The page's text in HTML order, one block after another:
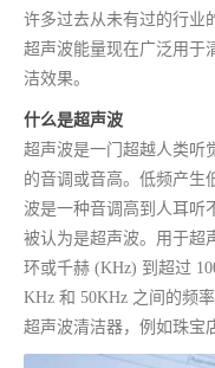
许多过去从未有过的行业
超声波能量现在广泛用于
洁效果。
什么是超声波
超声波是一门超越人类听
的音调或音高。低频产生
波是一种音调高到人耳听
被认为是超声波。用于超
环或千赫 (KHz) 到超过
KHz 和 50KHz 之间的频
超声波清洁器，例如珠宝